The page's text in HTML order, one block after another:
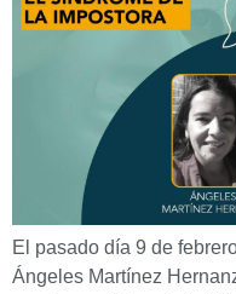
El pasado día 9 de
Ángeles Martínez